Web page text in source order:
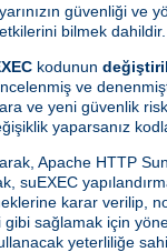
güvenliği ve
bilmek dahildir.
kodunun
ve
ve yeni güvenlik
yaparsanız
Apache HTTP
suEXEC
karar verilip,
sağlamak için
yeterliliğe